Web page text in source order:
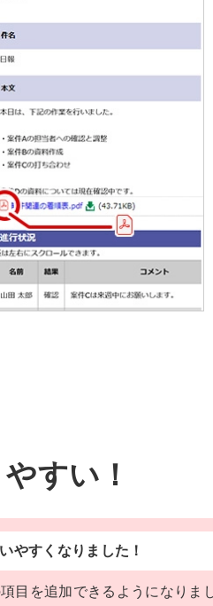
すい！
やすくなりました！
目を追加できるようになりま